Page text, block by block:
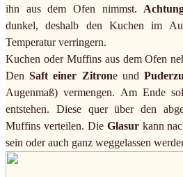
ihn aus dem Ofen nimmst.
dunkel, deshalb den Kuchen im
Temperatur verringern.
Kuchen oder Muffins aus dem Ofen
DenSaft einer Zitrone und
Augenmaß) vermengen. Am Ende
entstehen. Diese quer über den
Muffins verteilen. Die Glasurkann
sein oder auch ganz weggelassen